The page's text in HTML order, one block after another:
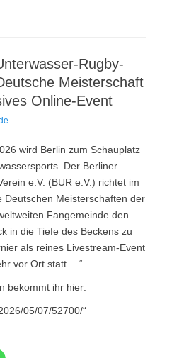
Rugby-
Meisterschaft
Online-Event
wird Berlin zum Schauplatz
Der Berliner
e.V. (BUR e.V.) richtet im
Deutschen Meisterschaften der
Fangemeinde den
in die Tiefe des Beckens zu
als reines Livestream-Event
vor Ort statt….“
bekommt ihr hier:
05/07/52700/“